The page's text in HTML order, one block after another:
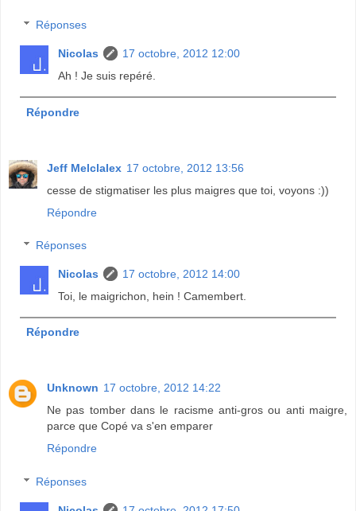
Réponses
Nicolas
17 octobre, 2012 12:00
Ah ! Je suis repéré.
Répondre
Jeff Melclalex 17 octobre, 2012 13:56
cesse de stigmatiser les plus maigres que toi, voyons :))
Répondre
Réponses
Nicolas
17 octobre, 2012 14:00
Toi, le maigrichon, hein ! Camembert.
Répondre
Unknown 17 octobre, 2012 14:22
Ne pas tomber dans le racisme anti-gros ou anti maigre,
parce que Copé va s'en emparer
Répondre
Réponses